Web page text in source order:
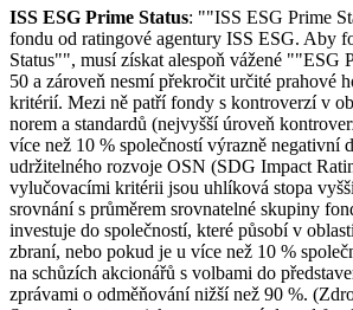
ISS ESG Prime Status: ""ISS ESG Prime
fondu od ratingové agentury ISS ESG. Aby
Status"", musí získat alespoň vážené ""ESG
50 a zároveň nesmí překročit určité prahové
kritérií. Mezi ně patří fondy s kontroverzí v
norem a standardů (nejvyšší úroveň
více než 10 % společností výrazně negativní
udržitelného rozvoje OSN (SDG Impact
vylučovacími kritérii jsou uhlíková stopa
srovnání s průměrem srovnatelné skupiny
investuje do společností, které působí v
zbraní, nebo pokud je u více než 10 %
na schůzích akcionářů s volbami do
zprávami o odměňování nižší než 90 %.